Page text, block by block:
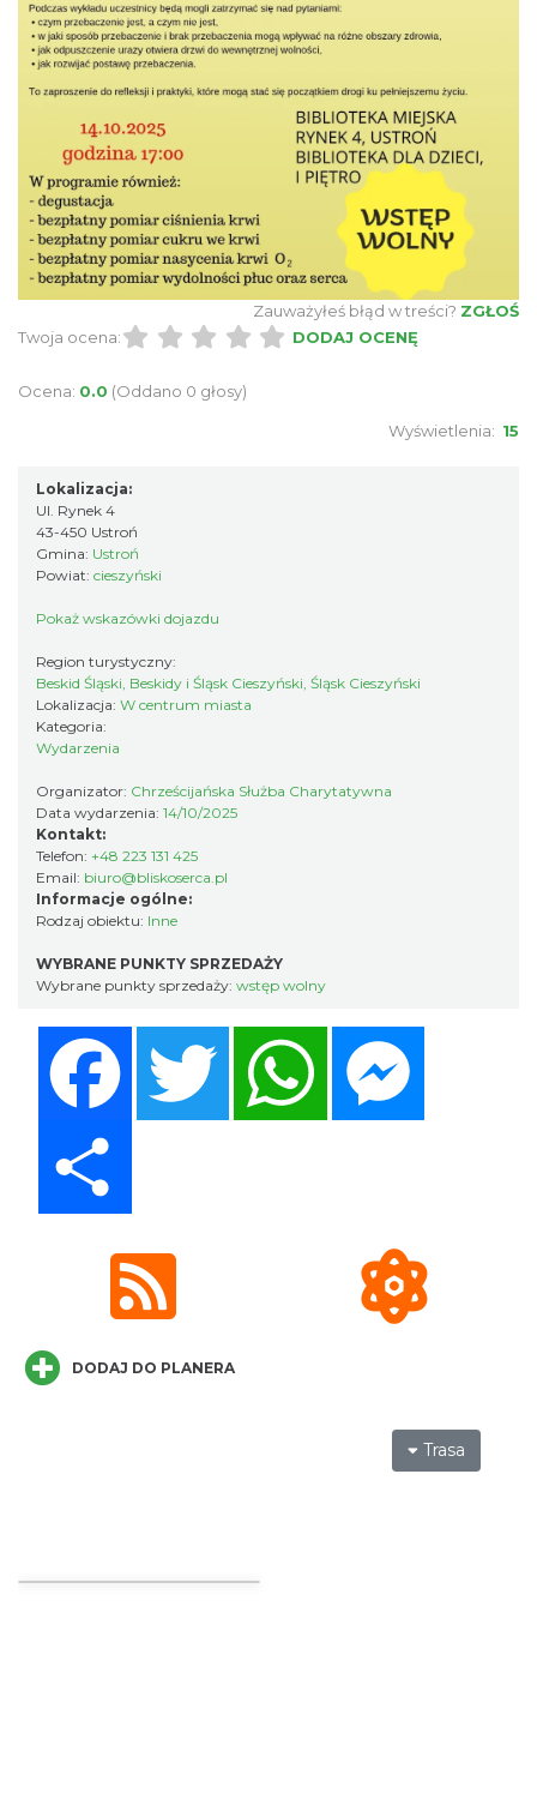
Akcja Przewodnik Czeka
Wisła
2026-08-16
6.54 km
Święto Zielin - Koncert zespołu "Trzy
Brenna
Święto Zielin - wykład i warsztaty: bukiety
na Zielną
Brenna
6.56 km
Festiwal Zderzenia Gatunków & Moto
Granda 2026
Brenna
Wieczór uwielbienia w jedności na
Mołczynie
Zauważyłeś błąd w treści? ZGŁOŚ
Twoja ocena:
DODAJ OCENĘ
Ocena: 0.0 (Oddano 0 głosy)
Wyświetlenia: 15
Lokalizacja:
Ul. Rynek 4
43-450 Ustroń
Gmina: Ustroń
Powiat: cieszyński
Pokaż wskazówki dojazdu
Region turystyczny:
Beskid Śląski, Beskidy i Śląsk Cieszyński, Śląsk Cieszyński
Lokalizacja: W centrum miasta
Kategoria:
Wydarzenia
Organizator: Chrześcijańska Służba Charytatywna
Data wydarzenia: 14/10/2025
Kontakt:
Telefon: +48 223 131 425
Email: biuro@bliskoserca.pl
Informacje ogólne:
Rodzaj obiektu: Inne
WYBRANE PUNKTY SPRZEDAŻY
Wybrane punkty sprzedaży: wstęp wolny
Twitter WhatsApp
DODAJ DO PLANERA
Trasa